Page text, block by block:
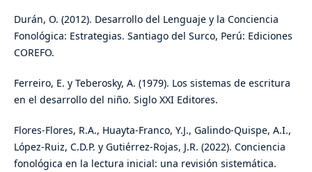
Durán, O. (2012). Desarrollo del Lenguaje y la Conciencia
Fonológica: Estrategias. Santiago del Surco, Perú: Ediciones
COREFO.
Ferreiro, E. y Teberosky, A. (1979). Los sistemas de escritura
en el desarrollo del niño. Siglo XXI Editores.
Flores-Flores, R.A., Huayta-Franco, Y.J., Galindo-Quispe, A.I.,
López-Ruiz, C.D.P. y Gutiérrez-Rojas, J.R. (2022). Conciencia
fonológica en la lectura inicial: una revisión sistemática.